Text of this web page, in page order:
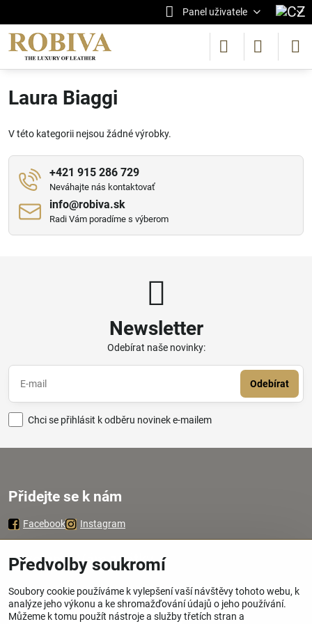
Panel uživatele
Laura Biaggi
V této kategorii nejsou žádné výrobky.
+421 915 286 729
Neváhajte nás kontaktovať
info​@robiva​.sk
Radi Vám poradíme s výberom
Newsletter
Odebírat naše novinky:
Odebírat
Chci se přihlásit k odběru novinek e-mailem
Přidejte se k nám
Facebook Instagram
Zavoláme Vám zpátky
Váš telefon*
Předvolby soukromí
Soubory cookie používáme k vylepšení vaší návštěvy tohoto webu, k
analýze jeho výkonu a ke shromažďování údajů o jeho používání.
Můžeme k tomu použít nástroje a služby třetích stran a